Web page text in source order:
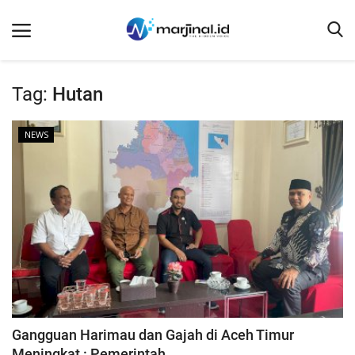
Beranda
Redaksi
EDUKASI
SOSOK
LINTAS DESA
WISATA
Tag: Hutan
NEWS
Gangguan Harimau dan Gajah di Aceh Timur